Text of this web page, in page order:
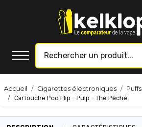
Accueil Cigarettes électroniques
Puffs
Cartouche Pod Flip - Pulp - Thé Pêche